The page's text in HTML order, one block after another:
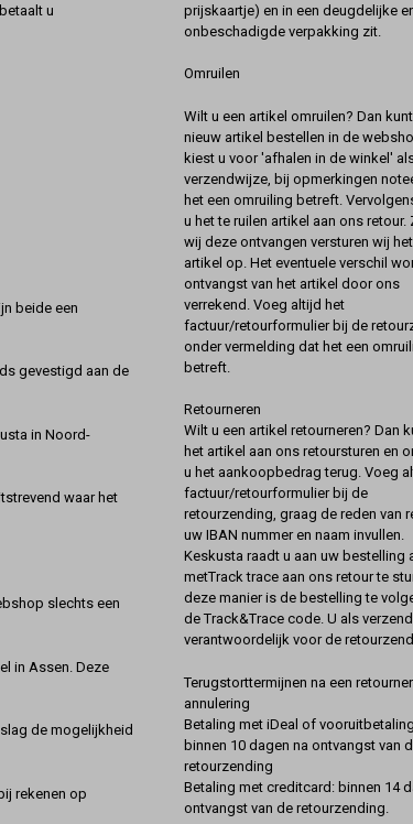
u
beide een
gevestigd aan de
in Noord-
waar het
slechts een
in Assen. Deze
de mogelijkheid
rekenen op
prijskaartje) en in een deugdelijke
onbeschadigde verpakking zit.
Omruilen
Wilt u een artikel omruilen? Dan
nieuw artikel bestellen in de
kiest u voor 'afhalen in de winkel'
verzendwijze, bij opmerkingen
het een omruiling betreft.
u het te ruilen artikel aan ons retour.
wij deze ontvangen versturen wij
artikel op. Het eventuele verschil
ontvangst van het artikel door ons
verrekend. Voeg altijd het
factuur/retourformulier bij de
onder vermelding dat het een
betreft.
Retourneren
Wilt u een artikel retourneren? Dan
het artikel aan ons retoursturen en
u het aankoopbedrag terug. Voeg
factuur/retourformulier bij de
retourzending, graag de reden van
uw IBAN nummer en naam invullen.
Keskusta raadt u aan uw bestelling
metTrack trace aan ons retour te
deze manier is de bestelling te
de Track&Trace code. U als
verantwoordelijk voor de
Terugstorttermijnen na een
annulering
Betaling met iDeal of
binnen 10 dagen na ontvangst van
retourzending
Betaling met creditcard: binnen 14
ontvangst van de retourzending.